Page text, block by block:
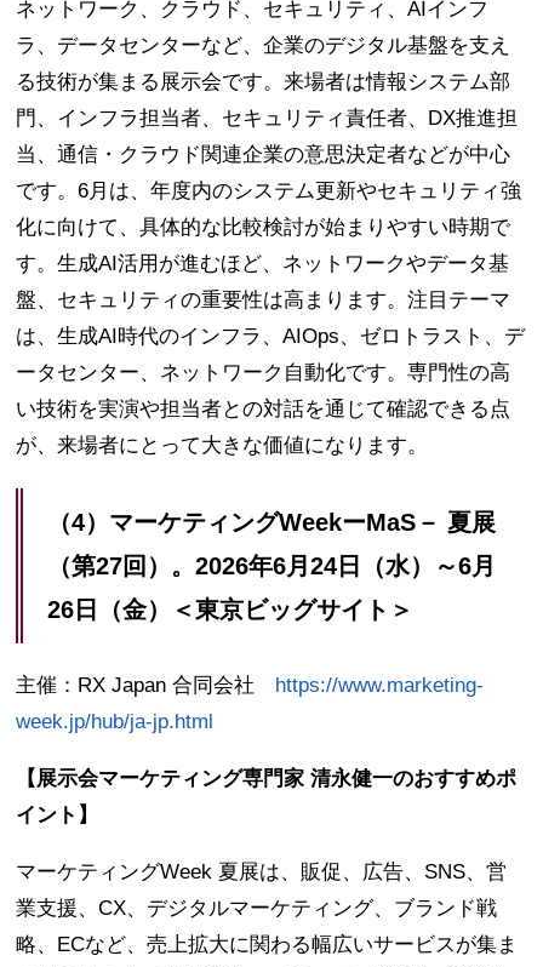
ネットワーク、クラウド、セキュリティ、AIインフ
ラ、データセンターなど、企業のデジタル基盤を支え
る技術が集まる展示会です。来場者は情報システム部
門、インフラ担当者、セキュリティ責任者、DX推進担
当、通信・クラウド関連企業の意思決定者などが中心
です。6月は、年度内のシステム更新やセキュリティ強
化に向けて、具体的な比較検討が始まりやすい時期で
す。生成AI活用が進むほど、ネットワークやデータ基
盤、セキュリティの重要性は高まります。注目テーマ
は、生成AI時代のインフラ、AIOps、ゼロトラスト、デ
ータセンター、ネットワーク自動化です。専門性の高
い技術を実演や担当者との対話を通じて確認できる点
が、来場者にとって大きな価値になります。
（4）マーケティングWeekーMaS－ 夏展
（第27回）。2026年6月24日（水）～6月
26日（金）＜東京ビッグサイト＞
主催：RX Japan 合同会社 https://www.marketing-
week.jp/hub/ja-jp.html
【展示会マーケティング専門家 清永健一のおすすめポ
イント】
マーケティングWeek 夏展は、販促、広告、SNS、営
業支援、CX、デジタルマーケティング、ブランド戦
略、ECなど、売上拡大に関わる幅広いサービスが集ま